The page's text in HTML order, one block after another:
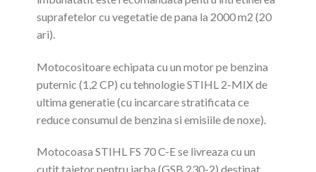
suprafetelor cu vegetatie de pana la 2000 m2 (20
ari).
Motocositoare echipata cu un motor pe benzina
puternic (1,2 CP) cu tehnologie STIHL 2-MIX de
ultima generatie (cu incarcare stratificata ce
reduce consumul de benzina si emisiile de noxe).
Motocoasa STIHL FS 70 C-E se livreaza cu un
cutit taietor pentru iarba (GSB 230-2) destinat